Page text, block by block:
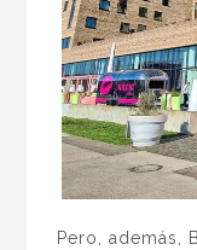
Pero, además,